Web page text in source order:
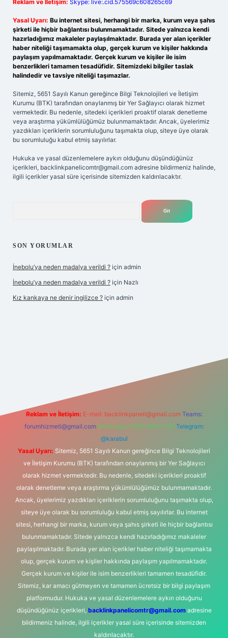
Reklam ve İletişim: Skype: live:.cid.575569c608265c69
Yasal Uyarı: Bu internet sitesi, herhangi bir marka, kurum veya şahıs
şirketi ile hiçbir bağlantısı bulunmamaktadır. Sitede yalnızca kendi
hazırladığımız makaleler paylaşılmaktadır. Burada yer alan içerikler
haber niteliği taşımamakta olup, gerçek kurum ve kişiler hakkında
paylaşım yapılmamaktadır. Gerçek kurum ve kişiler ile isim
benzerlikleri tamamen tesadüfidir. Sitemizdeki bilgiler taslak
halindedir ve tavsiye niteliği taşımazlar.
Sitemiz, 5651 Sayılı Kanun gereğince Bilgi Teknolojileri ve İletişim
Kurumu (BTK) tarafından onaylanmış bir Yer Sağlayıcı olarak hizmet
vermektedir. Bu nedenle, sitedeki içerikleri proaktif olarak denetleme
veya araştırma yükümlülüğümüz bulunmamaktadır. Ancak, üyelerimiz
yazdıkları içeriklerin sorumluluğunu taşımakta olup, siteye üye olarak
bu sorumluluğu kabul etmiş sayılırlar.
Hukuka ve yasal düzenlemelere aykırı olduğunu düşündüğünüz
içerikleri, backlinkpanelicomtr@gmail.com adresine bildirmeniz halinde,
ilgili içerikler yasal süre içerisinde sitemizden kaldırılacaktır.
SON YORUMLAR
İnebolu’ya neden madalya verildi ? için admin
İnebolu’ya neden madalya verildi ? için Nazlı
Kız kankaya ne denir ingilizce ? için admin
Reklam ve İletişim: E-mail: backlinkpaneli@gmail.com Teams:
forumhizmeti@gmail.com Whatsapp: 0262 606 0 726 Telegram:
@karabul
Yasal Uyarı: Sitemiz, 5651 Sayılı Kanun gereğince Bilgi Teknolojileri
ve İletişim Kurumu (BTK) tarafından onaylanmış bir Yer Sağlayıcı
olarak hizmet vermektedir. Bu nedenle, sitedeki içerikleri proaktif
olarak denetleme veya araştırma yükümlülüğümüz bulunmamaktadır.
Ancak, üyelerimiz yazdıkları içeriklerin sorumluluğunu taşımakta olup,
siteye üye olarak bu sorumluluğu kabul etmiş sayılırlar. Bu internet
sitesi, herhangi bir marka, kurum veya şahıs şirketi ile hiçbir bağlantısı
bulunmamaktadır. Sitede yalnızca kendi hazırladığımız makaleler
paylaşılmaktadır. Burada yer alan içerikler haber niteliği taşımamakta
olup, gerçek kurum ve kişiler hakkında paylaşım yapılmamaktadır.
Gerçek kurum ve kişiler ile isim benzerlikleri tamamen tesadüfidir.
Sitemiz, kar amacı gütmeyen ve tamamen ücretsiz bir bilgi paylaşım
platformudur. Hukuka ve yasal düzenlemelere aykırı olduğunu
düşündüğünüz içerikleri, backlinkpanelicomtr@gmail.comadresine
bildirmeniz halinde, ilgili içerikler yasal süre içerisinde sitemizden
kaldırılacaktır.